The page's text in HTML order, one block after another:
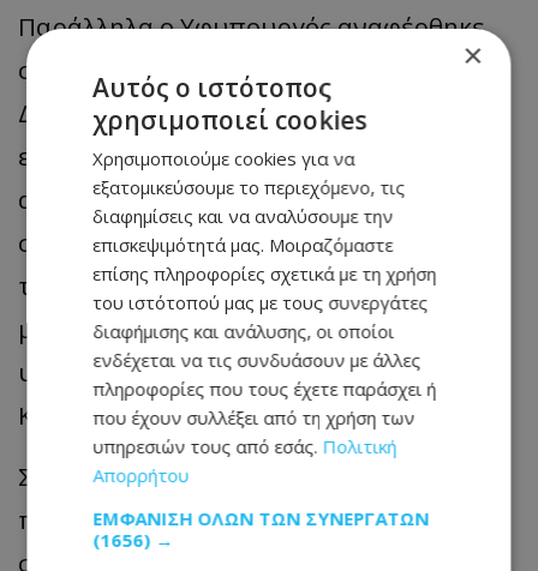
Παράλληλα ο Υφυπουργός αναφέρθηκε
στα όσα εξήγγειλε ο Πρόεδρος της
Δημοκρατίας στην παρουσίαση του
ετήσιου προγραμματισμού για το 2024,
αναφέροντας ότι ανέδειξε την τεράστια
σημασία που έχει για την Κυβέρνηση και
τον ίδιο τον ΠτΔ, ο ψηφιακός
μετασχηματισμός του Κράτους και η
υλοποίηση ψηφιακών λύσεων για τον
Κύπριο πολίτη.
Σημείωσε ότι για το Υφυπουργείο, δεν
πρόκειται για υποσχέσεις αλλά για
στοχοθέτηση.
×
Αυτός ο ιστότοπος
χρησιμοποιεί cookies
Χρησιμοποιούμε cookies για να
εξατομικεύσουμε το περιεχόμενο, τις
διαφημίσεις και να αναλύσουμε την
επισκεψιμότητά μας. Μοιραζόμαστε
επίσης πληροφορίες σχετικά με τη χρήση
του ιστότοπού μας με τους συνεργάτες
διαφήμισης και ανάλυσης, οι οποίοι
ενδέχεται να τις συνδυάσουν με άλλες
πληροφορίες που τους έχετε παράσχει ή
που έχουν συλλέξει από τη χρήση των
υπηρεσιών τους από εσάς. Πολιτική
Απορρήτου
ΕΜΦΆΝΙΣΗ ΌΛΩΝ ΤΩΝ ΣΥΝΕΡΓΑΤΏΝ
(1656) →